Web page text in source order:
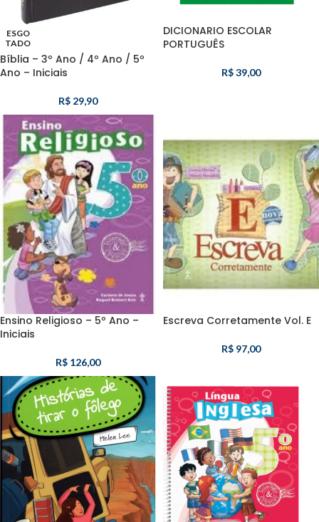
ESGO
TADO
Bíblia – 3º Ano / 4º Ano / 5º
Ano – Iniciais
R$ 29,90
DICIONARIO ESCOLAR
PORTUGUÊS
R$39,00
Ensino Religioso – 5º Ano –
Iniciais
R$ 126,00
Escreva Corretamente Vol. E
R$ 97,00